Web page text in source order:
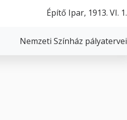
Építő Ipar, 1913. VI. 1.
Nemzeti Színház pályatervei